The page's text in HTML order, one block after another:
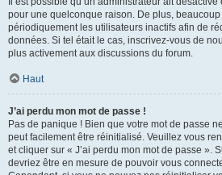
pour une quelconque raison. De plus,
périodiquement les utilisateurs inactifs afin de
données. Si tel était le cas, inscrivez-vous de
plus activement aux discussions du forum.
Haut
J’ai perdu mon mot de passe !
Pas de panique ! Bien que votre mot de passe
peut facilement être réinitialisé. Veuillez vous
et cliquer sur « J’ai perdu mon mot de passe ».
devriez être en mesure de pouvoir vous